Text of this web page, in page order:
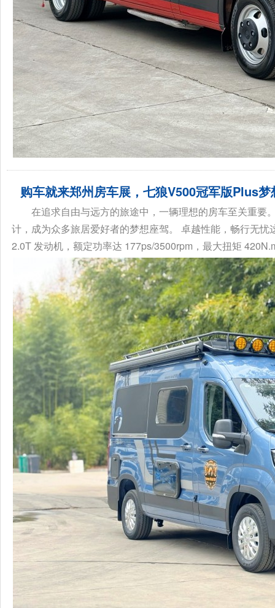
购车就来郑州房车展，七狼V500冠军版Plus
在追求自由与远方的旅途中，一辆理想的房车至关重
计，成为众多旅居爱好者的梦想座驾。 卓越性能，畅行无
2.0T 发动机，额定功率达 177ps/3500rpm，最大扭矩